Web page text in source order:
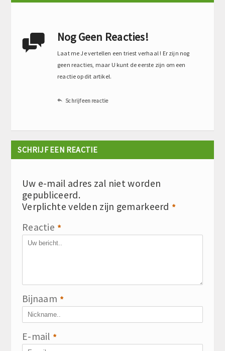
 Nog Geen Reacties!
Laat me Je vertellen een triest verhaal ! Er zijn nog
geen reacties, maar U kunt de eerste zijn om een
reactie op dit artikel.
 Schrijf een reactie
SCHRIJF EEN REACTIE
Uw e-mail adres zal niet worden
gepubliceerd.
Verplichte velden zijn gemarkeerd *
Reactie *
Bijnaam *
E-mail *